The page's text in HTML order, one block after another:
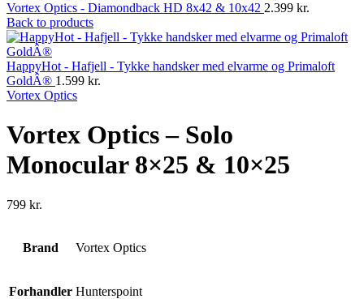
Vortex Optics - Diamondback HD 8x42 & 10x42 2.399 kr.
Back to products
HappyHot - Hafjell - Tykke handsker med elvarme og Primaloft
GoldÂ® 1.599 kr.
Vortex Optics
Vortex Optics – Solo
Monocular 8×25 & 10×25
799 kr.
Brand Vortex Optics
Forhandler Hunterspoint